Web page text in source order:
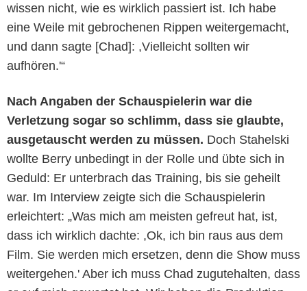
wissen nicht, wie es wirklich passiert ist. Ich habe
eine Weile mit gebrochenen Rippen weitergemacht,
und dann sagte [Chad]: ,Vielleicht sollten wir
aufhören.'“
Nach Angaben der Schauspielerin war die
Verletzung sogar so schlimm, dass sie glaubte,
ausgetauscht werden zu müssen. Doch Stahelski
wollte Berry unbedingt in der Rolle und übte sich in
Geduld: Er unterbrach das Training, bis sie geheilt
war. Im Interview zeigte sich die Schauspielerin
erleichtert: „Was mich am meisten gefreut hat, ist,
dass ich wirklich dachte: ,Ok, ich bin raus aus dem
Film. Sie werden mich ersetzen, denn die Show muss
weitergehen.' Aber ich muss Chad zugutehalten, dass